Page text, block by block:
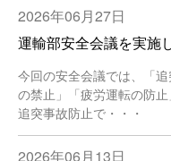
2026年06月27日
運輸部安全会議を実施
今回の安全会議では、「
の禁止」「疲労運転の防止
追突事故防止で・・・
2026年06月13日